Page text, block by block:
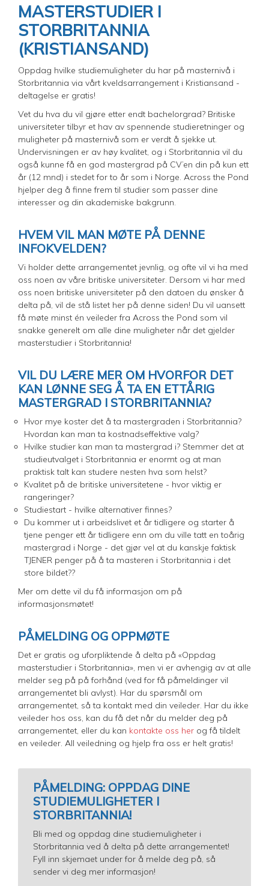
MASTERSTUDIER I
STORBRITANNIA
(KRISTIANSAND)
Oppdag hvilke studiemuligheter du har på masternivå i
Storbritannia via vårt kveldsarrangement i Kristiansand -
deltagelse er gratis!
Vet du hva du vil gjøre etter endt bachelorgrad? Britiske
universiteter tilbyr et hav av spennende studieretninger og
muligheter på masternivå som er verdt å sjekke ut.
Undervisningen er av høy kvalitet, og i Storbritannia vil du
også kunne få en god mastergrad på CV’en din på kun ett
år (12 mnd) i stedet for to år som i Norge. Across the Pond
hjelper deg å finne frem til studier som passer dine
interesser og din akademiske bakgrunn.
HVEM VIL MAN MØTE PÅ DENNE
INFOKVELDEN?
Vi holder dette arrangementet jevnlig, og ofte vil vi ha med
oss noen av våre britiske universiteter. Dersom vi har med
oss noen britiske universiteter på den datoen du ønsker å
delta på, vil de stå listet her på denne siden! Du vil uansett
få møte minst én veileder fra Across the Pond som vil
snakke generelt om alle dine muligheter når det gjelder
masterstudier i Storbritannia!
VIL DU LÆRE MER OM HVORFOR DET
KAN LØNNE SEG Å TA EN ETTÅRIG
MASTERGRAD I STORBRITANNIA?
Hvor mye koster det å ta mastergraden i Storbritannia?
Hvordan kan man ta kostnadseffektive valg?
Hvilke studier kan man ta mastergrad i? Stemmer det at
studieutvalget i Storbritannia er enormt og at man
praktisk talt kan studere nesten hva som helst?
Kvalitet på de britiske universitetene - hvor viktig er
rangeringer?
Studiestart - hvilke alternativer finnes?
Du kommer ut i arbeidslivet et år tidligere og starter å
tjene penger ett år tidligere enn om du ville tatt en toårig
mastergrad i Norge - det gjør vel at du kanskje faktisk
TJENER penger på å ta masteren i Storbritannia i det
store bildet??
Mer om dette vil du få informasjon om på
informasjonsmøtet!
PÅMELDING OG OPPMØTE
Det er gratis og uforpliktende å delta på «Oppdag
masterstudier i Storbritannia», men vi er avhengig av at alle
melder seg på på forhånd (ved for få påmeldinger vil
arrangementet bli avlyst). Har du spørsmål om
arrangementet, så ta kontakt med din veileder. Har du ikke
veileder hos oss, kan du få det når du melder deg på
arrangementet, eller du kan kontakte oss her og få tildelt
en veileder. All veiledning og hjelp fra oss er helt gratis!
PÅMELDING: OPPDAG DINE
STUDIEMULIGHETER I
STORBRITANNIA!
Bli med og oppdag dine studiemuligheter i
Storbritannia ved å delta på dette arrangementet!
Fyll inn skjemaet under for å melde deg på, så
sender vi deg mer informasjon!